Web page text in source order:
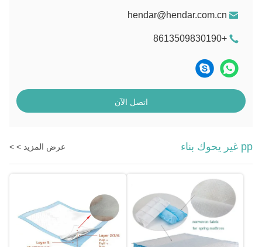
hendar@hendar.com.cn
+8613509830190
اتصل الآن
pp غير يحوك بناء عرض المزيد > >